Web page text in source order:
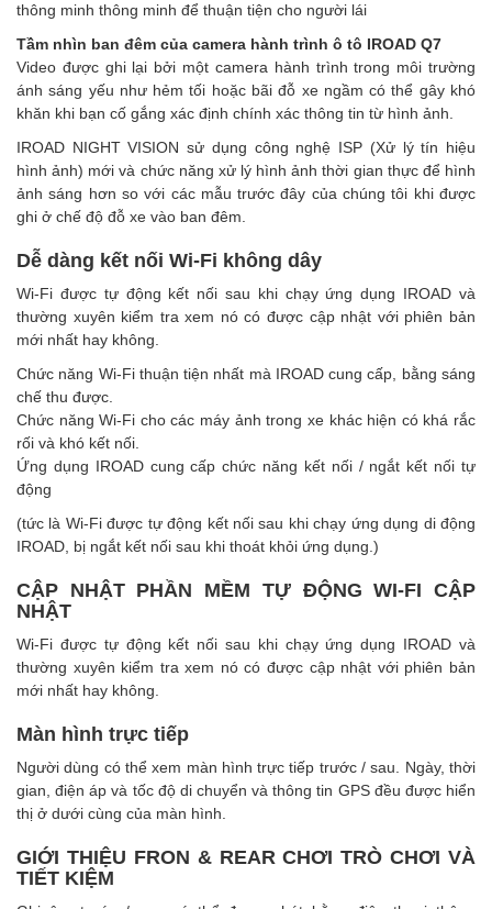
thông minh thông minh để thuận tiện cho người lái
Tầm nhìn ban đêm của camera hành trình ô tô IROAD Q7
Video được ghi lại bởi một camera hành trình trong môi trường
ánh sáng yếu như hẻm tối hoặc bãi đỗ xe ngầm có thể gây khó
khăn khi bạn cố gắng xác định chính xác thông tin từ hình ảnh.
IROAD NIGHT VISION sử dụng công nghệ ISP (Xử lý tín hiệu
hình ảnh) mới và chức năng xử lý hình ảnh thời gian thực để hình
ảnh sáng hơn so với các mẫu trước đây của chúng tôi khi được
ghi ở chế độ đỗ xe vào ban đêm.
Dễ dàng kết nối Wi-Fi không dây
Wi-Fi được tự động kết nối sau khi chạy ứng dụng IROAD và
thường xuyên kiểm tra xem nó có được cập nhật với phiên bản
mới nhất hay không.
Chức năng Wi-Fi thuận tiện nhất mà IROAD cung cấp, bằng sáng
chế thu được.
Chức năng Wi-Fi cho các máy ảnh trong xe khác hiện có khá rắc
rối và khó kết nối.
Ứng dụng IROAD cung cấp chức năng kết nối / ngắt kết nối tự
động
(tức là Wi-Fi được tự động kết nối sau khi chạy ứng dụng di động
IROAD, bị ngắt kết nối sau khi thoát khỏi ứng dụng.)
CẬP NHẬT PHẦN MỀM TỰ ĐỘNG WI-FI CẬP
NHẬT
Wi-Fi được tự động kết nối sau khi chạy ứng dụng IROAD và
thường xuyên kiểm tra xem nó có được cập nhật với phiên bản
mới nhất hay không.
Màn hình trực tiếp
Người dùng có thể xem màn hình trực tiếp trước / sau. Ngày, thời
gian, điện áp và tốc độ di chuyển và thông tin GPS đều được hiển
thị ở dưới cùng của màn hình.
GIỚI THIỆU FRON & REAR CHƠI TRÒ CHƠI VÀ
TIẾT KIỆM